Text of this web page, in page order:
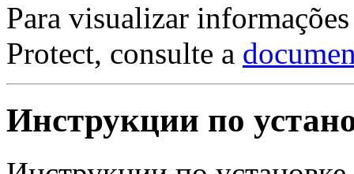
Para visualizar
Protect, consulte a
Инструкции по